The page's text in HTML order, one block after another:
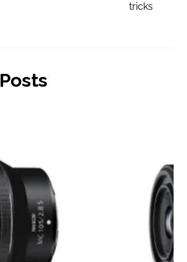
tricks